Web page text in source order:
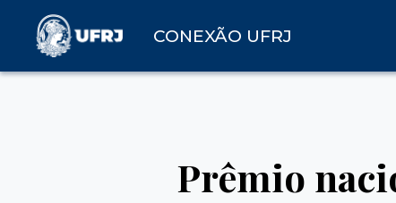
CONEXÃO UFRJ
Prêmio